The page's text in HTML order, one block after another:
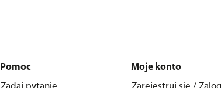
Pomoc
Moje konto